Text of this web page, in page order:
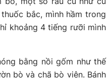
bắc, mình hầm trong
khoảng 4 tiếng rưỡi mình
bằng nồi gốm như thế
bò và chã bò viên. Bánh